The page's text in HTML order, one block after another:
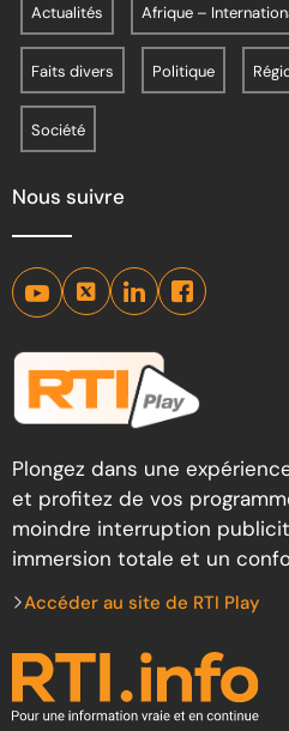
Actualités Afrique –
Faits divers Politique
Société
Nous suivre
Plongez dans une
et profitez de vos
moindre interruption
immersion totale et un
Accéder au site de RTI Play